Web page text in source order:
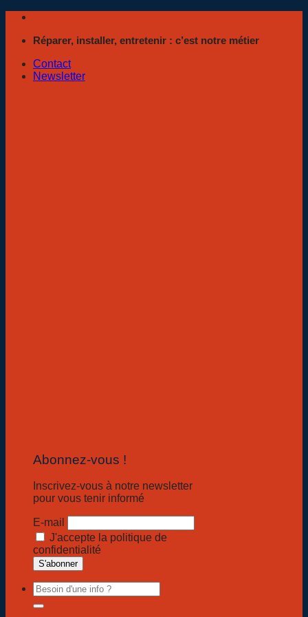
Passer
contenuRéparer, installer, entretenir : c’est notre métier
Contact
Newsletter
Abonnez-vous !
Inscrivez-vous à notre newsletter
pour vous tenir informé
E-mail
J'accepte la politique de
confidentialité